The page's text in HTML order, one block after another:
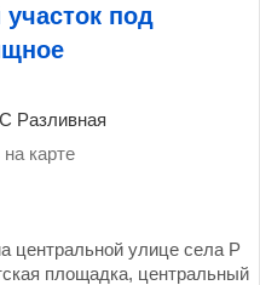
под
Разливная
карте
центральной улице села Р
площадка, центральный